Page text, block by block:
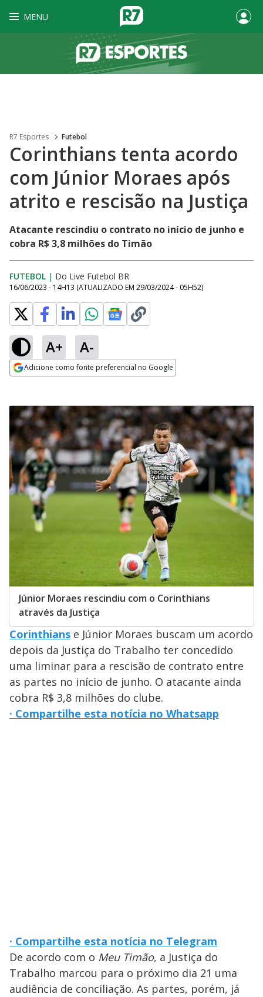
MENU
R7 Esportes Futebol
Corinthians tenta acordo
com Júnior Moraes após
atrito e rescisão na Justiça
Atacante rescindiu o contrato no início de junho e
cobra R$ 3,8 milhões do Timão
FUTEBOL | Do Live Futebol BR
16/06/2023 - 14H13 (ATUALIZADO EM 29/03/2024 - 05H52)
A+ A-
Adicione como fonte preferencial no Google
Júnior Moraes rescindiu com o Corinthians
através da Justiça
Corinthians e Júnior Moraes buscam um acordo
depois da Justiça do Trabalho ter concedido
uma liminar para a rescisão de contrato entre
as partes no início de junho. O atacante ainda
cobra R$ 3,8 milhões do clube.
· Compartilhe esta notícia no Whatsapp
· Compartilhe esta notícia no Telegram
De acordo com o Meu Timão, a Justiça do
Trabalho marcou para o próximo dia 21 uma
audiência de conciliação. As partes, porém, já